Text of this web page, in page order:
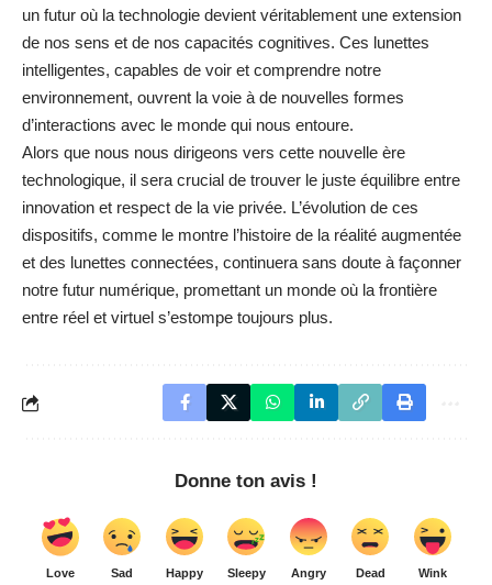
un futur où la technologie devient véritablement une extension
de nos sens et de nos capacités cognitives. Ces lunettes
intelligentes, capables de voir et comprendre notre
environnement, ouvrent la voie à de nouvelles formes
d’interactions avec le monde qui nous entoure.
Alors que nous nous dirigeons vers cette nouvelle ère
technologique, il sera crucial de trouver le juste équilibre entre
innovation et respect de la vie privée. L’évolution de ces
dispositifs, comme le montre l’histoire de la réalité augmentée
et des lunettes connectées, continuera sans doute à façonner
notre futur numérique, promettant un monde où la frontière
entre réel et virtuel s’estompe toujours plus.
Donne ton avis !
Love Sad Happy Sleepy Angry Dead Wink